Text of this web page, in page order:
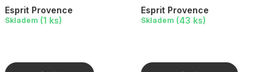
levandulovým olejem, 100
g
Esprit Provence
Skladem (1 ks)
Esprit Provence
Skladem (43 ks)